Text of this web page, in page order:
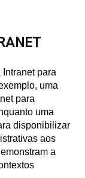
para
uma
para
uma
disponibilizar
aos
a